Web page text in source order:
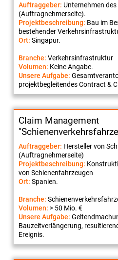
Auftraggeber: Unternehmen
(Auftragnehmerseite).
Projektbeschreibung: Bau im
bestehender
Ort: Singapur.
Branche: Verkehrsinfrastruktur
Volumen: Keine Angabe.
Unsere Aufgabe:
projektbegleitendes Contract &
Claim Management
Auftraggeber: Hersteller von
(Auftragnehmerseite)
Projektbeschreibung:
von Schienenfahrzeugen
Ort: Spanien.
Branche:
Volumen: > 50 Mio. €
Unsere Aufgabe:
Bauzeitverlängerung,
Ereignis.